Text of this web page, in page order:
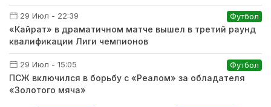
29 Июл - 22:39 Футбол
«Кайрат» в драматичном матче вышел в третий раунд
квалификации Лиги чемпионов
29 Июл - 15:05 Футбол
ПСЖ включился в борьбу с «Реалом» за обладателя
«Золотого мяча»